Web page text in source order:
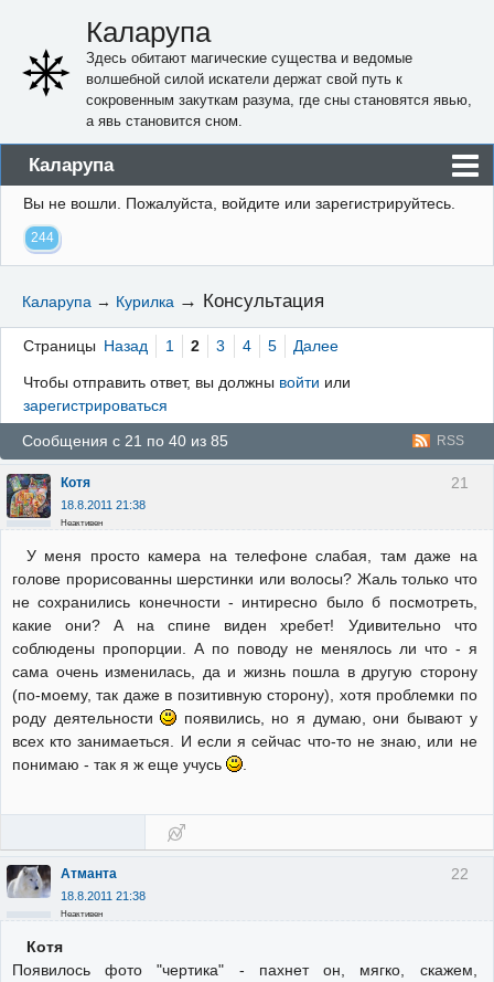
Каларупа
Здесь обитают магические существа и ведомые
волшебной силой искатели держат свой путь к
сокровенным закуткам разума, где сны становятся явью,
а явь становится сном.
Каларупа
Блог
Форум
Правила
Вход
Вы не вошли. Пожалуйста, войдите или зарегистрируйтесь.
244
Каларупа → Курилка → Консультация
Страницы Назад 1 2 3 4 5 Далее
Чтобы отправить ответ, вы должны войти или
зарегистрироваться
RSS
Сообщения с 21 по 40 из 85
21
Котя
18.8.2011 21:38
Неактивен
У меня просто камера на телефоне слабая, там даже на
голове прорисованны шерстинки или волосы? Жаль только что
не сохранились конечности - интиресно было б посмотреть,
какие они? А на спине виден хребет! Удивительно что
соблюдены пропорции. А по поводу не менялось ли что - я
сама очень изменилась, да и жизнь пошла в другую сторону
(по-моему, так даже в позитивную сторону), хотя проблемки по
роду деятельности
появились, но я думаю, они бывают у
всех кто занимаеться. И если я сейчас что-то не знаю, или не
понимаю - так я ж еще учусь
22
Атманта
18.8.2011 21:38
Неактивен
Котя
Появилось фото "чертика" - пахнет он, мягко, скажем,